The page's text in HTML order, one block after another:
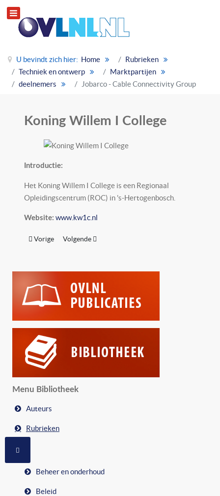
U bevindt zich hier: Home
Rubrieken
Techniek en ontwerp
Marktpartijen
deelnemers
Jobarco - Cable Connectivity Group
Koning Willem I College
Introductie:
Het Koning Willem I College is een Regionaal
Opleidingscentrum (ROC) in 's-Hertogenbosch.
Website: www.kw1c.nl
Vorig artikel: Zumtobel Group
Vorige Volgende artikel: LightRec Nederland (stichting)
Volgende
Menu Bibliotheek
Auteurs
Rubrieken
Beheer en onderhoud
Beleid